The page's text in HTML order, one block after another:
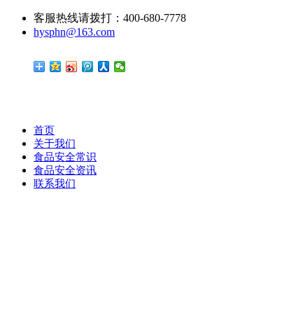
客服热线请拨打：400-680-7778
hysphn@163.com
首页
关于我们
食品安全常识
食品安全资讯
联系我们